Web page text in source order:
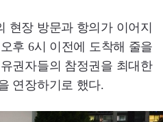
현장 방문과 항의가 이어지
후 6시 이전에 도착해 줄을
권자들의 참정권을 최대한
연장하기로 했다.